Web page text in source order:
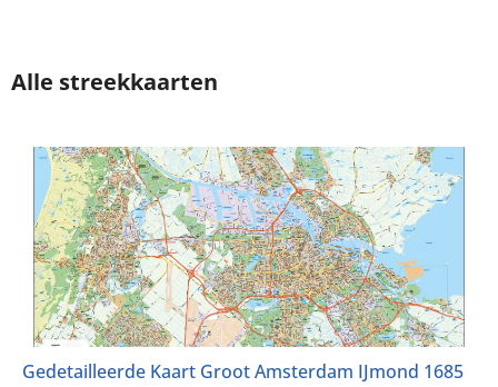
Alle streekkaarten
Gedetailleerde Kaart Groot Amsterdam IJmond 1685